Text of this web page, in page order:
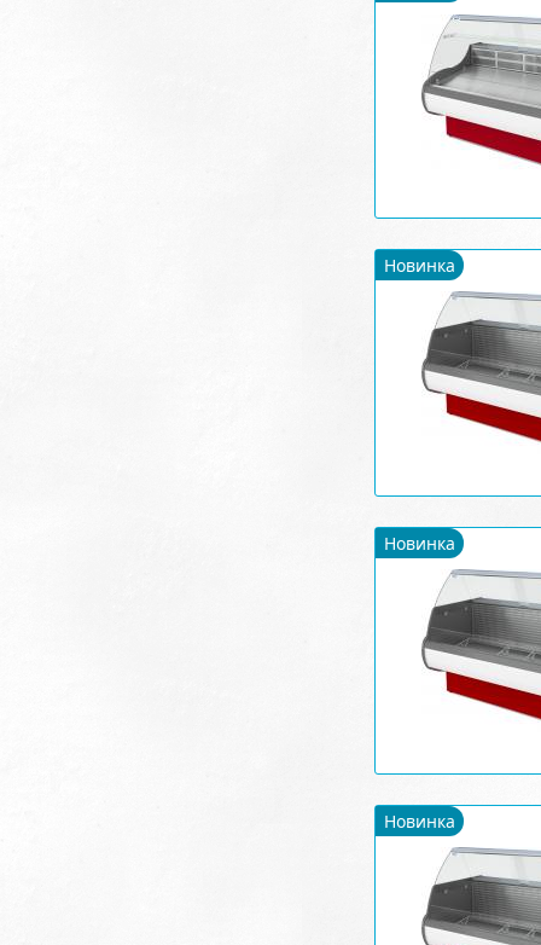
Новинка
Новинка
Новинка